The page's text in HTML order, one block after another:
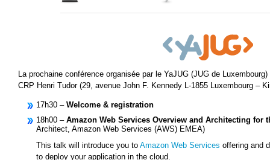
La prochaine conférence organisée par le YaJUG (JUG de
CRP Henri Tudor (29, avenue John F. Kennedy L-1855 Luxembourg –
17h30 – Welcome & registration
18h00 – Amazon Web Services Overview and Architecting for
Architect, Amazon Web Services (AWS) EMEA)
This talk will introduce you to Amazon Web Services offering and
to deploy your application in the cloud.